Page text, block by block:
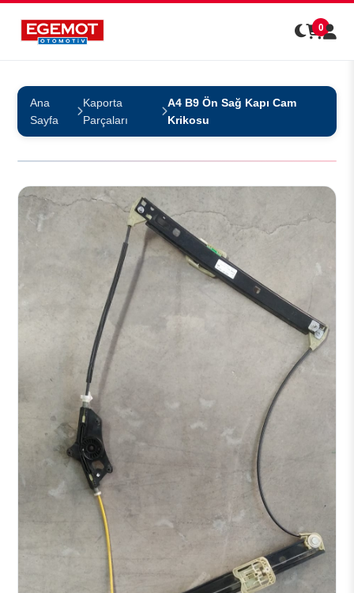
0
Ana
Sayfa
Kaporta
Parçaları
A4 B9 Ön Sağ Kapı Cam
Krikosu